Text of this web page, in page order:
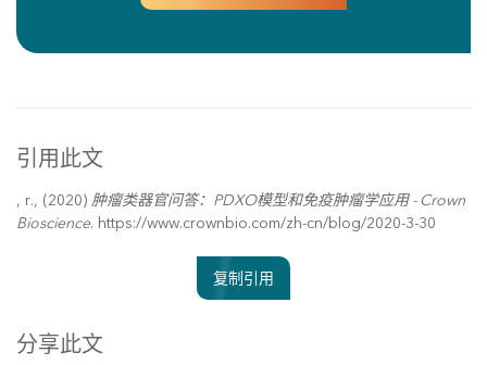
引用此文
, r., (2020) 肿瘤类器官问答：PDXO模型和免疫肿瘤学应用 - Crown
Bioscience. https://www.crownbio.com/zh-cn/blog/2020-3-30
复制引用
分享此文